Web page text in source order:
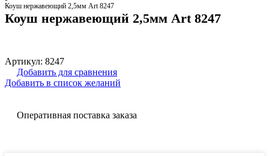
Коуш нержавеющий 2,5мм Art 8247
Коуш нержавеющий 2,5мм Art 8247
Артикул: 8247
Добавить для сравнения
Добавить в список желаний
Оперативная поставка заказа